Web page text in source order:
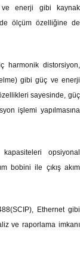
ve enerji gibi kaynak
ölçüm özelliğine de
harmonik distorsiyon,
gibi güç ve enerji
sayesinde, güç
işlemi yapılmasına
opsiyonal
bobini ile çıkış akım
Ethernet gibi
ve raporlama imkanı